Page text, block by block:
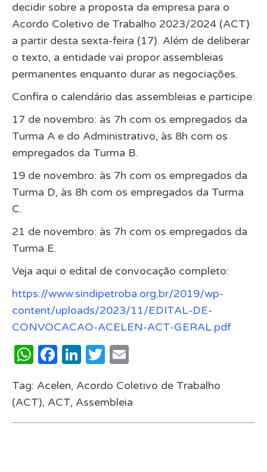
decidir sobre a proposta da empresa para o
Acordo Coletivo de Trabalho 2023/2024 (ACT)
a partir desta sexta-feira (17). Além de deliberar
o texto, a entidade vai propor assembleias
permanentes enquanto durar as negociações.
Confira o calendário das assembleias e participe:
17 de novembro: às 7h com os empregados da
Turma A e do Administrativo, às 8h com os
empregados da Turma B.
19 de novembro: às 7h com os empregados da
Turma D, às 8h com os empregados da Turma
C.
21 de novembro: às 7h com os empregados da
Turma E.
Veja aqui o edital de convocação completo:
https://www.sindipetroba.org.br/2019/wp-
content/uploads/2023/11/EDITAL-DE-
CONVOCACAO-ACELEN-ACT-GERAL.pdf
WhatsApp
Facebook
LinkedIn
Twitter
Tag: Acelen, Acordo Coletivo de Trabalho
(ACT), ACT, Assembleia